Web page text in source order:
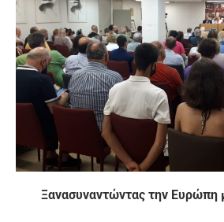
Ξανασυναντώντας την Ευρώπη